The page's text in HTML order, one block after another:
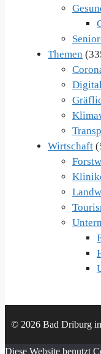
Themen
Wirtschaft
© 2026 Bad Driburg
Diese Website benutzt